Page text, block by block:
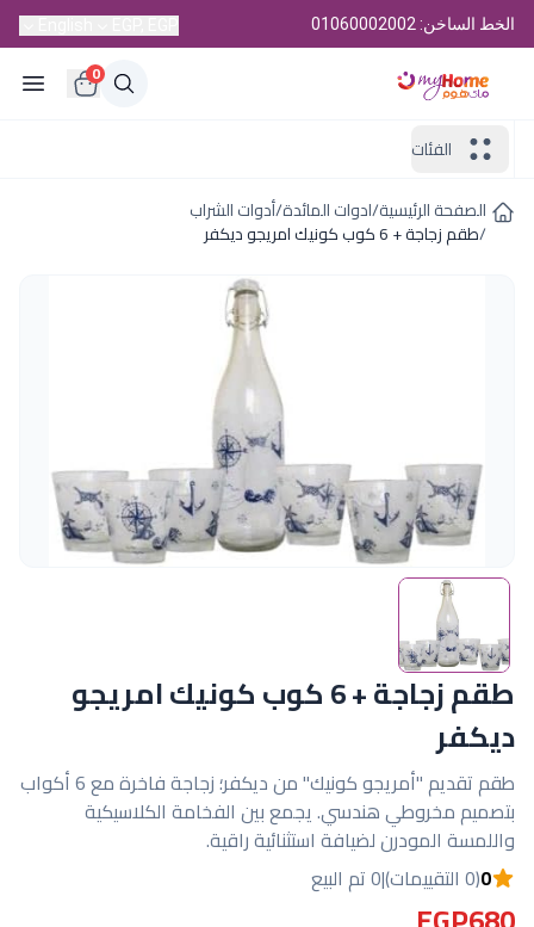
الخط الساخن: 01060002002
0
الفئات
الصفحة الرئيسية/ادوات المائدة/أدوات الشراب
/طقم زجاجة + 6 كوب كونيك امريجو ديكفر
طقم زجاجة + 6 كوب كونيك امريجو
ديكفر
طقم تقديم "أمريجو كونيك" من ديكفر؛ زجاجة فاخرة مع 6 أكواب
بتصميم مخروطي هندسي. يجمع بين الفخامة الكلاسيكية
واللمسة المودرن لضيافة استثنائية راقية.
0(0 التقييمات) |0 تم البيع